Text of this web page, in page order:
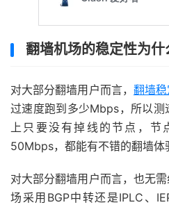
翻墙机场的稳定性为什
对大部分翻墙用户而言， 翻墙
过速度跑到多少Mbps，所以
上只要没有掉线的节点，节
50Mbps，都能有不错的翻墙体
对大部分翻墙用户而言，也无
场采用BGP中转还是IPLC、